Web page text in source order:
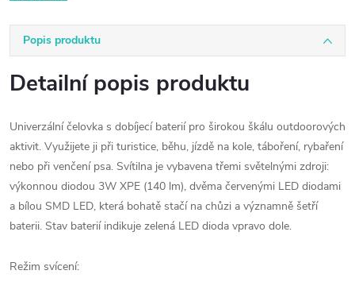
Popis produktu
Detailní popis produktu
Univerzální čelovka s dobíjecí baterií pro širokou škálu outdoorových
aktivit. Využijete ji při turistice, běhu, jízdě na kole, táboření, rybaření
nebo při venčení psa. Svítilna je vybavena třemi světelnými zdroji:
výkonnou diodou 3W XPE (140 lm), dvěma červenými LED diodami
a bílou SMD LED, která bohatě stačí na chůzi a významně šetří
baterii. Stav baterií indikuje zelená LED dioda vpravo dole.
Režim svícení: